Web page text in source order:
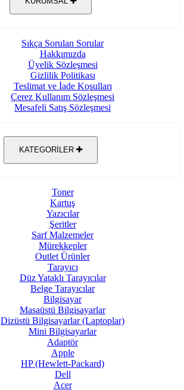
Sıkça Sorulan Sorular
Hakkımızda
Üyelik Sözleşmesi
Gizlilik Politikası
Teslimat ve İade Koşulları
Çerez Kullanım Sözleşmesi
Mesafeli Satış Sözleşmesi
KATEGORİLER
Toner
Kartuş
Yazıcılar
Şeritler
Sarf Malzemeler
Mürekkepler
Outlet Ürünler
Tarayıcı
Düz Yataklı Tarayıcılar
Belge Tarayıcılar
Bilgisayar
Masaüstü Bilgisayarlar
Dizüstü Bilgisayarlar (Laptoplar)
Mini Bilgisayarlar
Adaptör
Apple
HP (Hewlett-Packard)
Dell
Acer